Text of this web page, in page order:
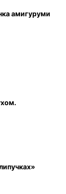
амигуруми